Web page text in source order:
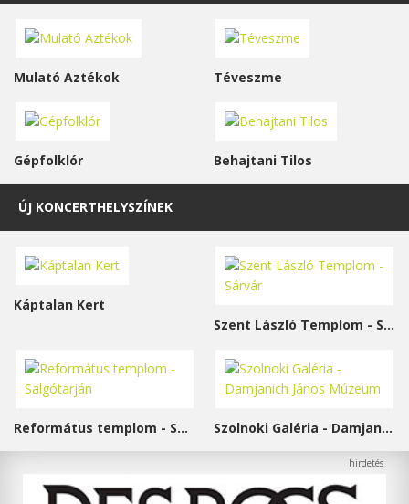
Mulató Aztékok Téveszme
Gépfolklór Behajtani Tilos
ÚJ KONCERTHELYSZÍNEK
Káptalan Kert
Szent László Templom - Sárvár
Református templom - Salgótarján Szolnoki Galéria - Damjanich János Múzeum